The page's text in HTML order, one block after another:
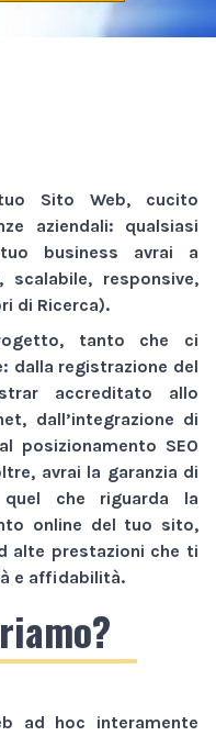
Sito Web, cucito
aziendali: qualsiasi
business avrai a
, scalabile, responsive,
di Ricerca).
tanto che ci
dalla registrazione del
accreditato allo
, dall’integrazione di
posizionamento SEO
avrai la garanzia di
quel che riguarda la
online del tuo sito,
alte prestazioni che ti
e affidabilità.
ad hoc interamente